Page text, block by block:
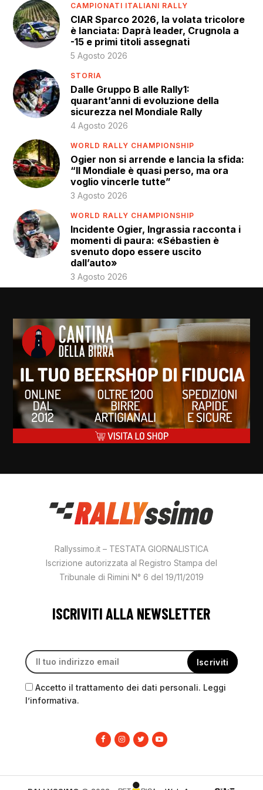
CAMPIONATI ITALIANI RALLY
CIAR Sparco 2026, la volata tricolore
è lanciata: Daprà leader, Crugnola a
-15 e primi titoli assegnati
5 Agosto 2026
STORIA
Dalle Gruppo B alle Rally1:
quarant’anni di evoluzione della
sicurezza nel Mondiale Rally
4 Agosto 2026
WORLD RALLY CHAMPIONSHIP
Ogier non si arrende e lancia la sfida:
“Il Mondiale è quasi perso, ma ora
voglio vincerle tutte”
3 Agosto 2026
WORLD RALLY CHAMPIONSHIP
Incidente Ogier, Ingrassia racconta i
momenti di paura: «Sébastien è
svenuto dopo essere uscito
dall’auto»
3 Agosto 2026
Rallyssimo.it – TESTATA GIORNALISTICA
Iscrizione autorizzata al Registro Stampa del
Tribunale di Rimini N° 6 del 19/11/2019
ISCRIVITI ALLA NEWSLETTER
Accetto il trattamento dei dati personali. Leggi
l’informativa.